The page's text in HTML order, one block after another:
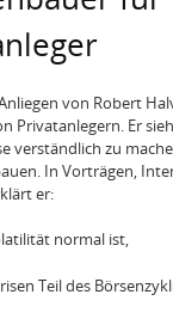
von Robert
Privatanlegern. Er
verständlich zu
In Vorträgen,
er:
normal ist,
Teil des